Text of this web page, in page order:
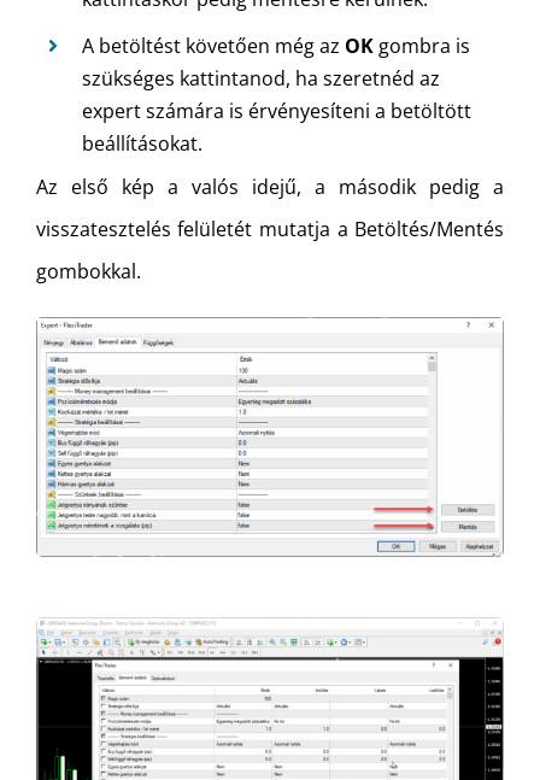
A betöltést követően még az OK gombra is
szükséges kattintanod, ha szeretnéd az
expert számára is érvényesíteni a betöltött
beállításokat.
Az első kép a valós idejű, a második pedig a
visszatesztelés felületét mutatja a Betöltés/Mentés
gombokkal.